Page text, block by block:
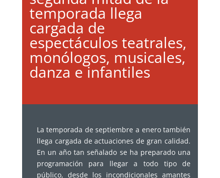
temporada llega
cargada de
espectáculos teatrales,
monólogos, musicales,
danza e infantiles
La temporada de septiembre a enero también
llega cargada de actuaciones de gran calidad.
En un año tan señalado se ha preparado una
programación para llegar a todo tipo de
público, desde los incondicionales amantes